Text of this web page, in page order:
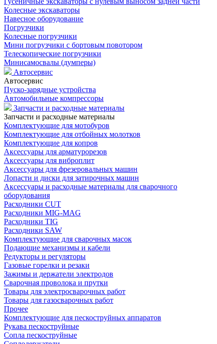
Колесные экскаваторы
Навесное оборудование
Погрузчики
Колесные погрузчики
Мини погрузчики с бортовым повотором
Телескопические погрузчики
Минисамосвалы (думперы)
Автосервис
Автосервис
Пуско-зарядные устройства
Автомобильные компрессоры
Запчасти и расходные материалы
Запчасти и расходные материалы
Комплектующие для мотобуров
Комплектующие для отбойных молотков
Комплектующие для копров
Аксессуары для арматурорезов
Аксессуары для виброплит
Аксессуары для фрезеровальных машин
Лопасти и диски для затирочных машин
Аксессуары и расходные материалы для сварочного
оборудования
Расходники CUT
Расходники MIG-MAG
Расходники TIG
Расходники SAW
Комплектующие для сварочных масок
Подающие механизмы и кабели
Редукторы и регуляторы
Газовые горелки и резаки
Зажимы и держатели электродов
Сварочная проволока и прутки
Товары для электросварочных работ
Товары для газосварочных работ
Прочее
Комплектующие для пескоструйных аппаратов
Рукава пескоструйные
Сопла пескоструйные